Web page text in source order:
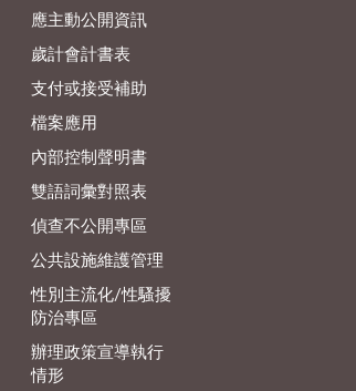
應主動公開資訊
歲計會計書表
支付或接受補助
檔案應用
內部控制聲明書
雙語詞彙對照表
偵查不公開專區
公共設施維護管理
性別主流化/性騷擾
防治專區
辦理政策宣導執行
情形